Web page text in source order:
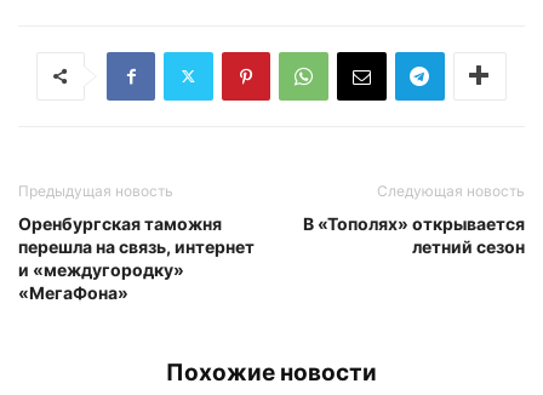
Предыдущая новость
Оренбургская таможня
перешла на связь, интернет
и «междугородку»
«МегаФона»
Следующая новость
В «Тополях» открывается
летний сезон
Похожие новости